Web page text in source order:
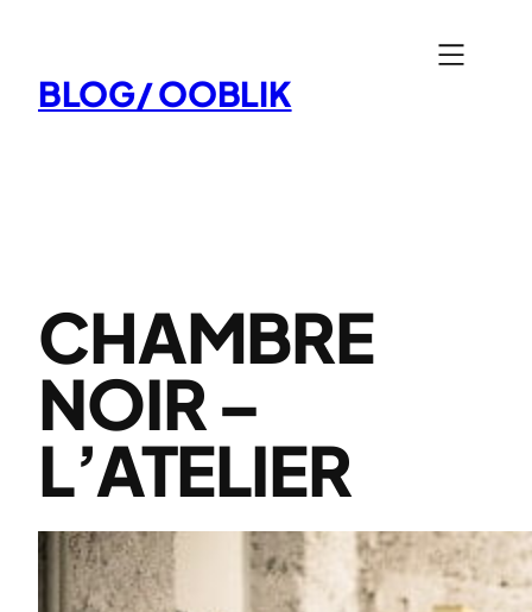
contenu
BLOG/ OOBLIK
CHAMBRE
NOIR –
L’ATELIER